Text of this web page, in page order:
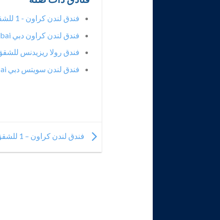
فندق لندن كراون - 1 للشقق الفندقية في دبي
فندق لندن كراون دبي London Crown Hotel Dubai
فندق رولا ريزيدنس
فندق لندن سويتس دبي London Suites Hotel Dubai
فندق لندن كراون – 1 للشقق الفندقية في دبي